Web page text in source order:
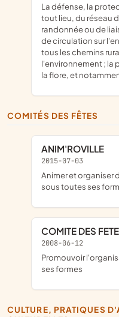
la défense, la protection, l'entretien et le développement en
tout lieu, du réseau
randonnée ou de
de circulation sur
tous les chemins
l'environnement ; la
la flore, et
COMITÉS DES FÊTES
ANIM'ROVILLE
2015-07-03
animer et organiser des manifestations et activités locales
sous toutes ses
COMITE DES
2008-06-12
promouvoir l'organisation de l'animation locale sous toutes
ses formes
CULTURE, PRATIQUES D'ACTIVITÉS ARTISTIQUES,